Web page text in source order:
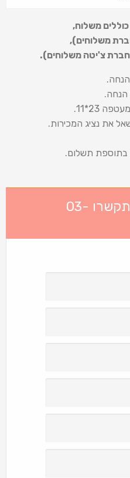
משלוח,
משלוחים),
צ'יטה משלוחים).
23*11.
את נציג המכירות.
בתוספת תשלום.
הזמינו עכשיו או התקשרו 03-